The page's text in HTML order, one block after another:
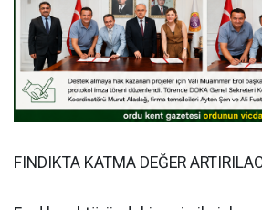
FINDIKTA KATMA DEĞER